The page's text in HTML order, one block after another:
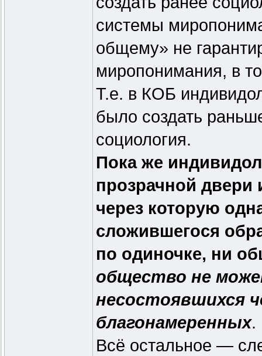
системы
общему» не
миропонимания, в
Т.е. в КОБ
было создать
социология.
Пока же
прозрачной двери
через которую
сложившегося
по одиночке, ни
общество не
несостоявшихся
благонамеренных.
Всё остальное —